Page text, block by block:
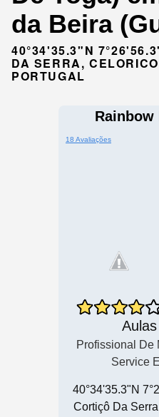
da Beira
40°34'35.3"N
DA SERRA,
PORTUGAL
Rainbow
18 Avaliações
Profissional De
Service
40°34'35.3"N
Cortiçô Da